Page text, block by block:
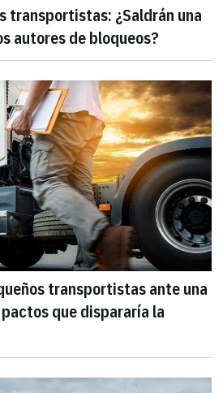
transportistas: ¿Saldrán una
autores de bloqueos?
transportistas ante una
que dispararía la